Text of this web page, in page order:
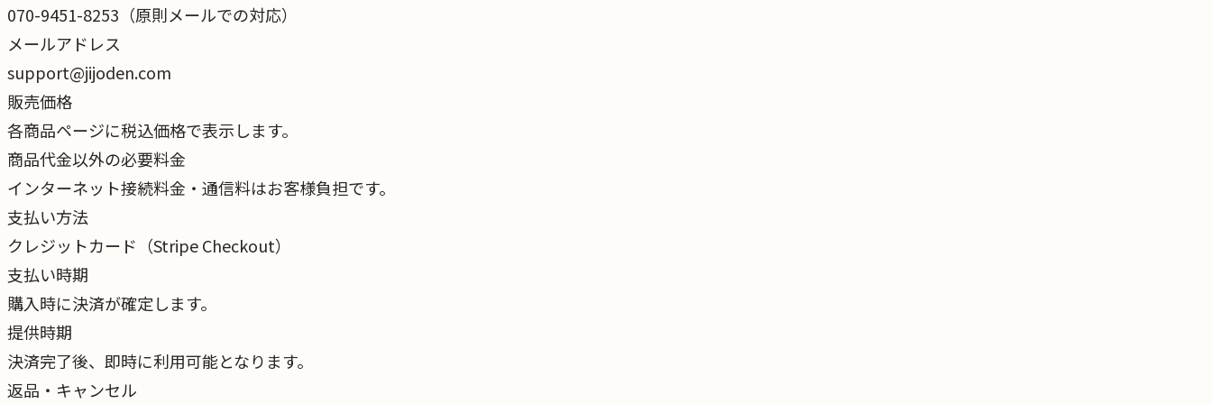
070-9451-8253（原則メールでの対応）
メールアドレス
support@jijoden.com
販売価格
各商品ページに税込価格で表示します。
商品代金以外の必要料金
インターネット接続料金・通信料はお客様負担です。
支払い方法
クレジットカード（Stripe Checkout）
支払い時期
購入時に決済が確定します。
提供時期
決済完了後、即時に利用可能となります。
返品・キャンセル